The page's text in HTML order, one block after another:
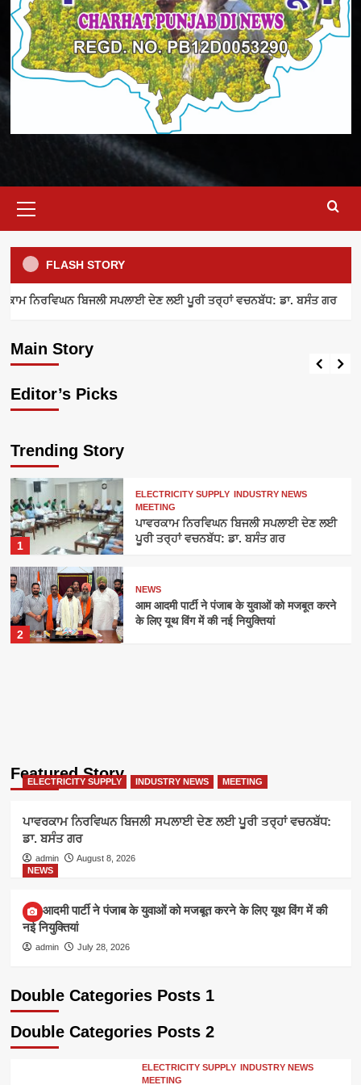
Menu
FLASH STORY
ਨਿਰਵਿਘਨ ਬਿਜਲੀ ਸਪਲਾਈ ਦੇਣ ਲਈ ਪੂਰੀ ਤਰ੍ਹਾਂ ਵਚਨਬੱਧ: ਡਾ. ਬਸੰਤ ਗਰ
Main Story
ELECTRICITY SUPPLY INDUSTRY NEWS MEETING
admin August 8, 2026
Editor’s Picks
Trending Story
1
ELECTRICITY SUPPLY INDUSTRY NEWS
MEETING
ਪਾਵਰਕਾਮ ਨਿਰਵਿਘਨ ਬਿਜਲੀ ਸਪਲਾਈ ਦੇਣ ਲਈ
ਪੂਰੀ ਤਰ੍ਹਾਂ ਵਚਨਬੱਧ: ਡਾ. ਬਸੰਤ ਗਰ
2
NEWS
आम आदमी पार्टी ने पंजाब के युवाओं को मजबूत करने
के लिए यूथ विंग में की नई नियुक्तियां
Featured Story
ELECTRICITY SUPPLY INDUSTRY NEWS MEETING
ਪਾਵਰਕਾਮ ਨਿਰਵਿਘਨ ਬਿਜਲੀ ਸਪਲਾਈ ਦੇਣ ਲਈ ਪੂਰੀ ਤਰ੍ਹਾਂ ਵਚਨਬੱਧ:
ਡਾ. ਬਸੰਤ ਗਰ
admin
August 8, 2026
NEWS
आम आदमी पार्टी ने पंजाब के युवाओं को मजबूत करने के लिए यूथ विंग में की
नई नियुक्तियां
admin July 28, 2026
Double Categories Posts 1
Double Categories Posts 2
ELECTRICITY SUPPLY INDUSTRY NEWS
MEETING